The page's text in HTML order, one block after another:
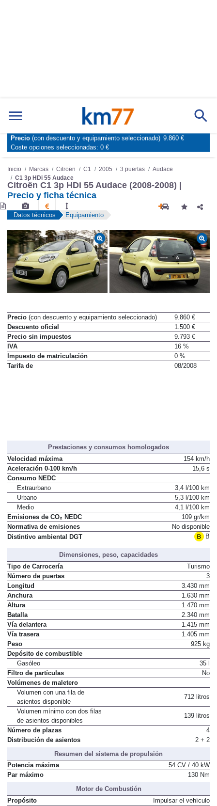
Marcas Comparador de coches
Inicio Marcas Citroën C1 2005 3 puertas
Audace
C1 3p HDi 55 Audace
Citroën C1 3p HDi 55 Audace (2008-2008) |
Precio y ficha técnica
Datos técnicos Equipamiento
Precio (con descuento y equipamiento seleccionado)
9.860 €
Descuento oficial
1.500 €
Precio sin impuestos
9.793 €
IVA
16 %
Impuesto de matriculación
0 %
Tarifa de
08/2008
Prestaciones y consumos homologados
Velocidad máxima
154 km/h
Aceleración 0-100 km/h
15,6 s
Consumo NEDC
Extraurbano
3,4 l/100 km
Urbano
5,3 l/100 km
Medio
4,1 l/100 km
Emisiones de CO₂ NEDC
109 gr/km
Normativa de emisiones
No disponible
Distintivo ambiental DGT
B
Dimensiones, peso, capacidades
Tipo de Carrocería
Turismo
Número de puertas
3
Longitud
3.430 mm
Anchura
1.630 mm
Altura
1.470 mm
Batalla
2.340 mm
Vía delantera
1.415 mm
Vía trasera
1.405 mm
Peso
925 kg
Depósito de combustible
Gasóleo
35 l
Filtro de partículas
No
Volúmenes de maletero
Volumen con una fila de
asientos disponible
712 litros
Volumen mínimo con dos filas
de asientos disponibles
139 litros
Número de plazas
4
Distribución de asientos
2 + 2
Resumen del sistema de propulsión
Potencia máxima
54 CV / 40 kW
Par máximo
130 Nm
Motor de Combustión
Propósito
Impulsar el vehículo
Precio (con descuento y equipamiento seleccionado) 9.860 €
Coste opciones seleccionadas: 0 €